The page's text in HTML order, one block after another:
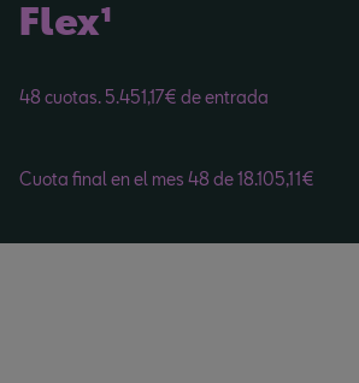
Flex¹
48 cuotas. 5.451,17€ de entrada
Cuota final en el mes 48 de 18.105,11€